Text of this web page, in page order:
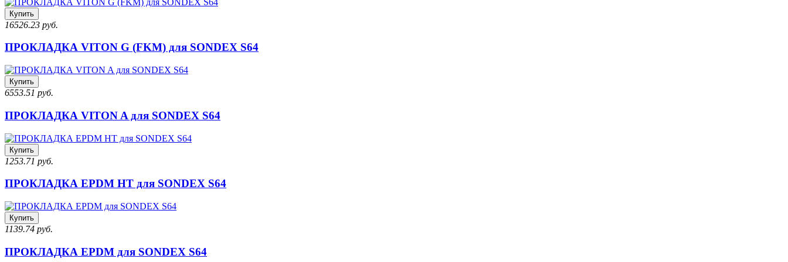
Купить
16526.23 руб.
ПРОКЛАДКА VITON G (FKM) для SONDEX S64
Купить
6553.51 руб.
ПРОКЛАДКА VITON A для SONDEX S64
Купить
1253.71 руб.
ПРОКЛАДКА EPDM HT для SONDEX S64
Купить
1139.74 руб.
ПРОКЛАДКА EPDM для SONDEX S64